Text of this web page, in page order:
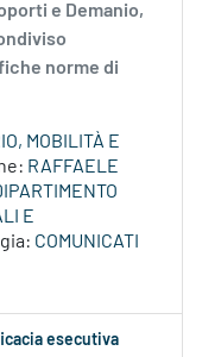
e Demanio,
norme di
MOBILITÀ E
RAFFAELE
E
COMUNICATI
esecutiva